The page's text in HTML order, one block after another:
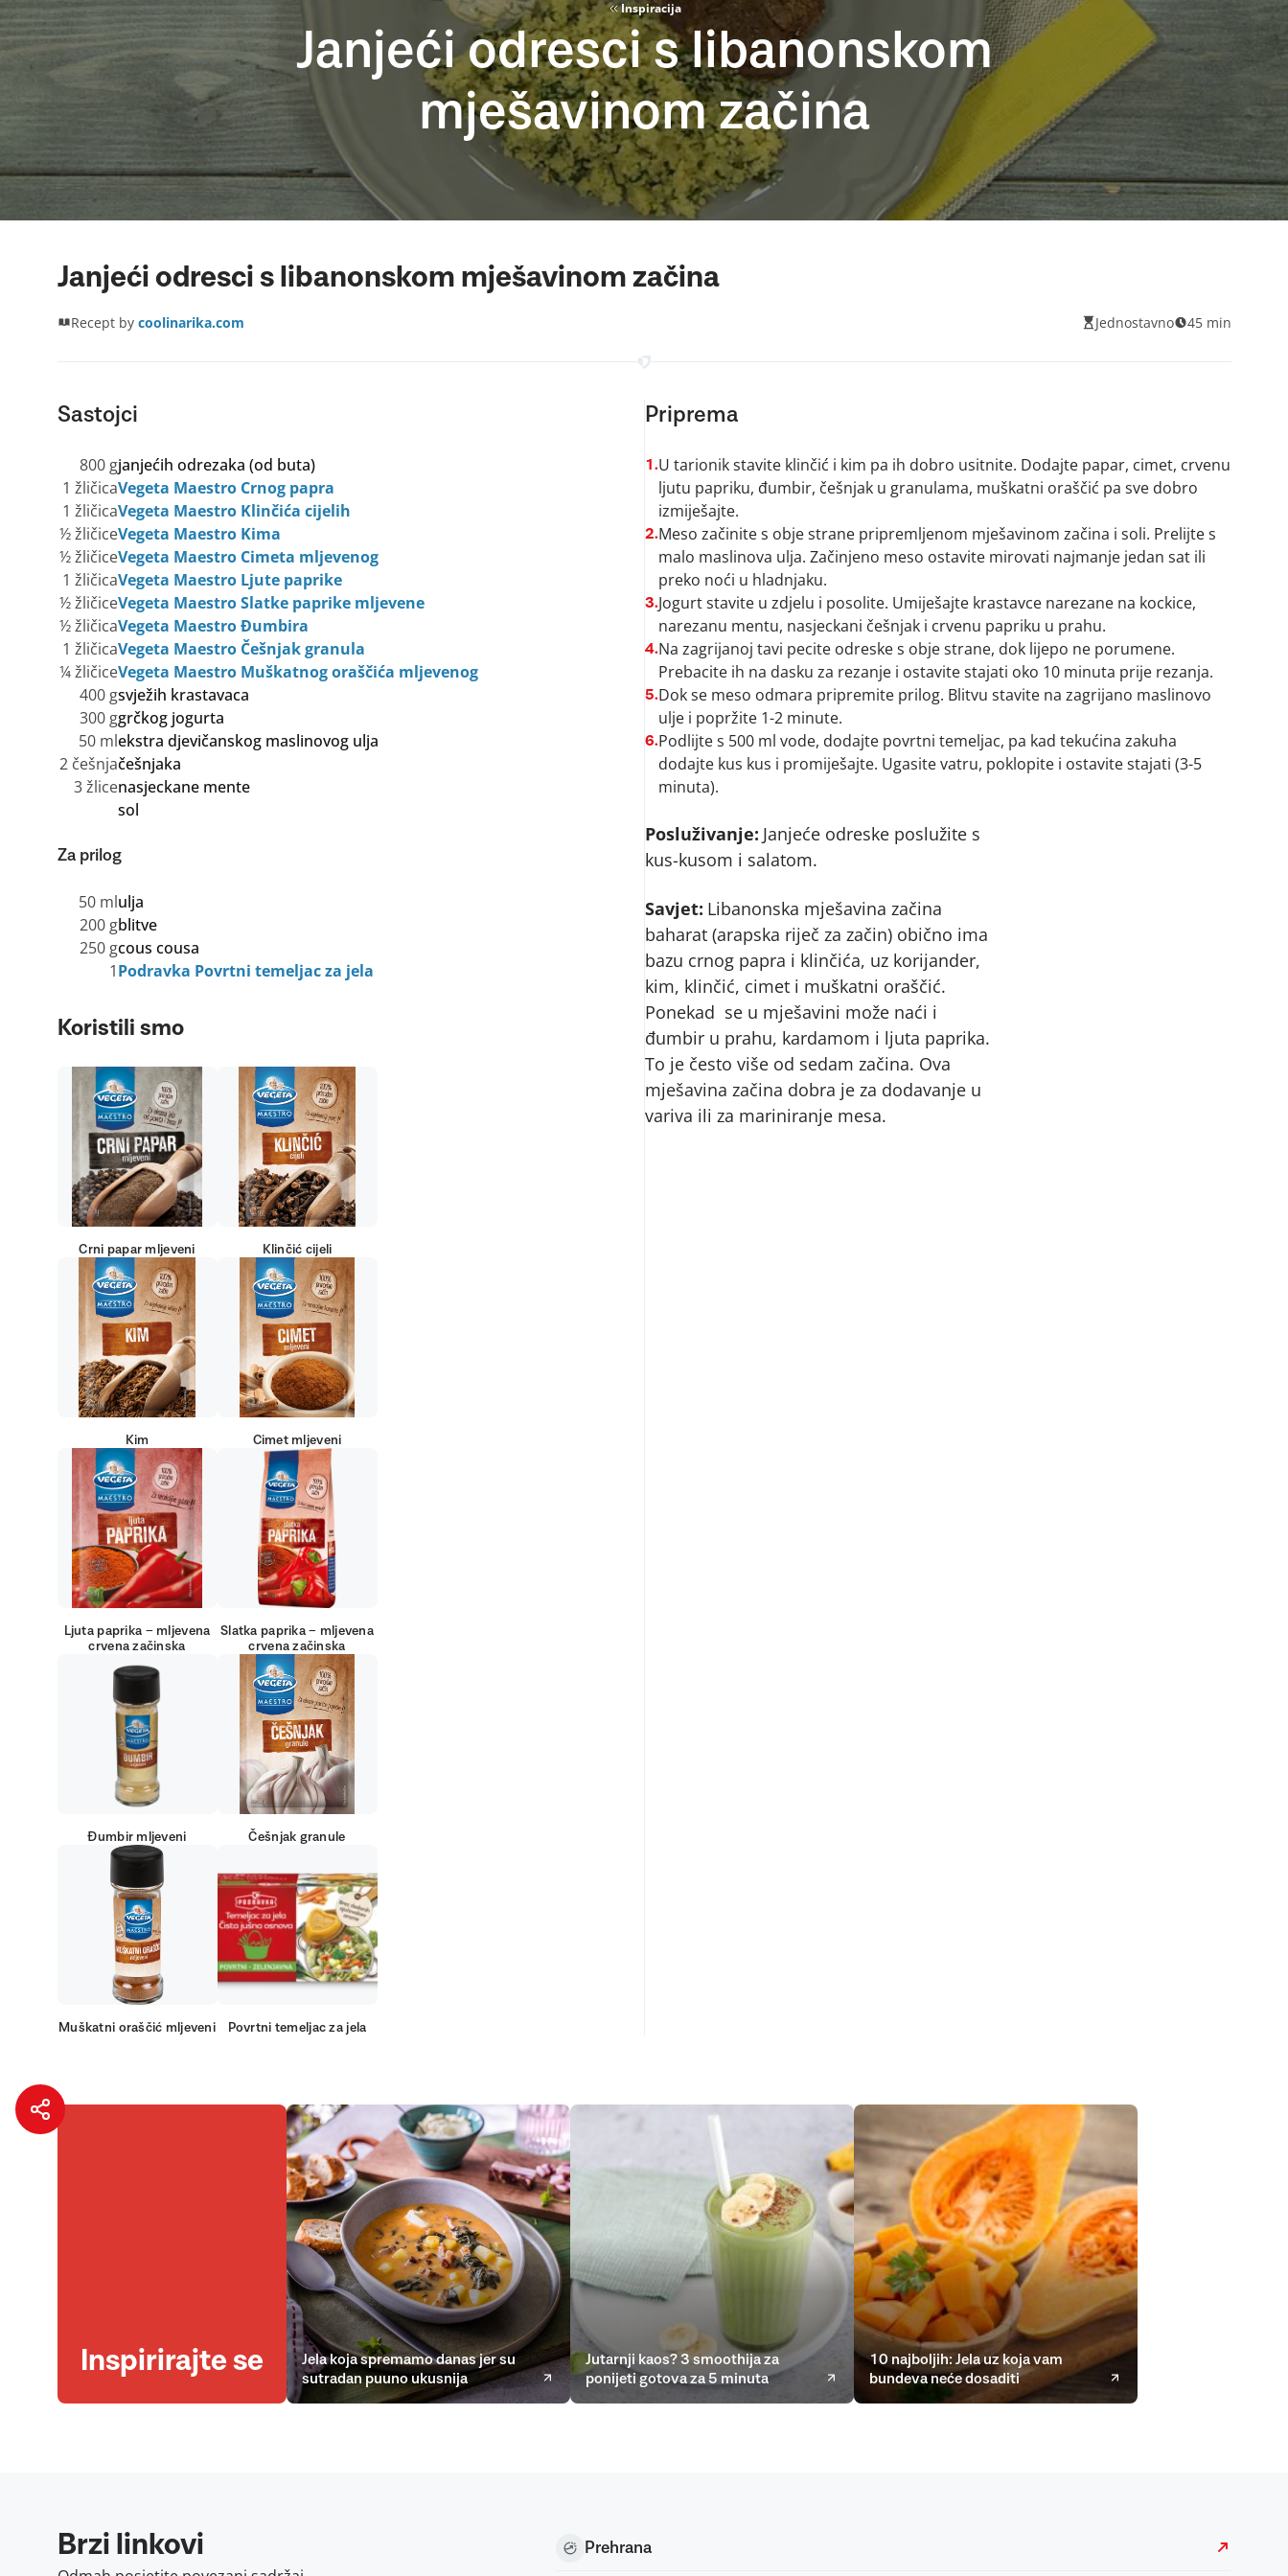
Inspiracija
Janjeći odresci s libanonskom
mješavinom začina
Janjeći odresci s libanonskom mješavinom začina
Recept by coolinarika.com Jednostavno 45 min
Sastojci
800 gjanjećih odrezaka (od buta)
1 žličicaVegeta Maestro Crnog papra
1 žličicaVegeta Maestro Klinčića cijelih
½ žličiceVegeta Maestro Kima
½ žličiceVegeta Maestro Cimeta mljevenog
1 žličicaVegeta Maestro Ljute paprike
½ žličiceVegeta Maestro Slatke paprike mljevene
½ žličicaVegeta Maestro Đumbira
1 žličicaVegeta Maestro Češnjak granula
¼ žličiceVegeta Maestro Muškatnog oraščića mljevenog
400 gsvježih krastavaca
300 ggrčkog jogurta
50 mlekstra djevičanskog maslinovog ulja
2 češnjačešnjaka
3 žlicenasjeckane mente
sol
Za prilog
50 mlulja
200 gblitve
250 gcous cousa
1Podravka Povrtni temeljac za jela
Koristili smo
Crni papar mljeveni Klinčić cijeli
Kim Cimet mljeveni
Ljuta paprika – mljevena
crvena začinska
Slatka paprika – mljevena
crvena začinska
Đumbir mljeveni Češnjak granule
Muškatni oraščić mljeveni Povrtni temeljac za jela
Priprema
1.U tarionik stavite klinčić i kim pa ih dobro usitnite. Dodajte papar, cimet, crvenu
ljutu papriku, đumbir, češnjak u granulama, muškatni oraščić pa sve dobro
izmiješajte.
2.Meso začinite s obje strane pripremljenom mješavinom začina i soli. Prelijte s
malo maslinova ulja. Začinjeno meso ostavite mirovati najmanje jedan sat ili
preko noći u hladnjaku.
3.Jogurt stavite u zdjelu i posolite. Umiješajte krastavce narezane na kockice,
narezanu mentu, nasjeckani češnjak i crvenu papriku u prahu.
4.Na zagrijanoj tavi pecite odreske s obje strane, dok lijepo ne porumene.
Prebacite ih na dasku za rezanje i ostavite stajati oko 10 minuta prije rezanja.
5.Dok se meso odmara pripremite prilog. Blitvu stavite na zagrijano maslinovo
ulje i popržite 1-2 minute.
6.Podlijte s 500 ml vode, dodajte povrtni temeljac, pa kad tekućina zakuha
dodajte kus kus i promiješajte. Ugasite vatru, poklopite i ostavite stajati (3-5
minuta).
Posluživanje: Janjeće odreske poslužite s
kus-kusom i salatom.
Savjet: Libanonska mješavina začina
baharat (arapska riječ za začin) obično ima
bazu crnog papra i klinčića, uz korijander,
kim, klinčić, cimet i muškatni oraščić.
Ponekad se u mješavini može naći i
đumbir u prahu, kardamom i ljuta paprika.
To je često više od sedam začina. Ova
mješavina začina dobra je za dodavanje u
variva ili za mariniranje mesa.
Inspirirajte se
Jela koja spremamo danas jer su
sutradan puuno ukusnija
Jutarnji kaos? 3 smoothija za
ponijeti gotova za 5 minuta
10 najboljih: Jela uz koja vam
bundeva neće dosaditi
Brzi linkovi Prehrana